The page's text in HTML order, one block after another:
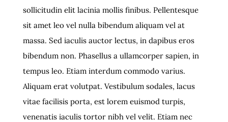
sollicitudin elit lacinia mollis finibus. Pellentesque
sit amet leo vel nulla bibendum aliquam vel at
massa. Sed iaculis auctor lectus, in dapibus eros
bibendum non. Phasellus a ullamcorper sapien, in
tempus leo. Etiam interdum commodo varius.
Aliquam erat volutpat. Vestibulum sodales, lacus
vitae facilisis porta, est lorem euismod turpis,
venenatis iaculis tortor nibh vel velit. Etiam nec